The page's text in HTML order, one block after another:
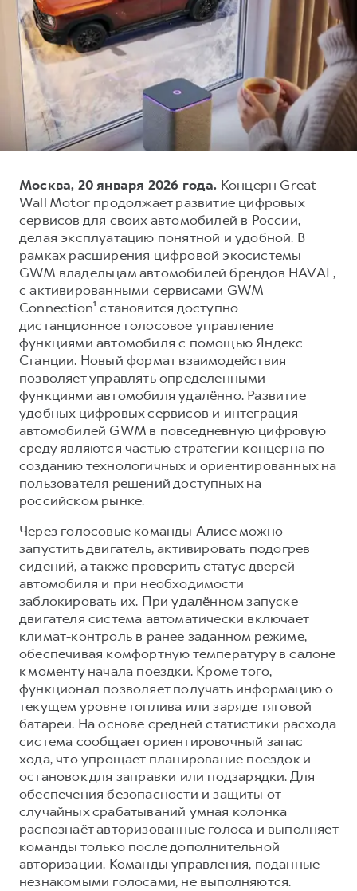
H7
от 3 799 000 ₽ от 4 799 000 ₽
Тест-драйв
Трейд-ин
КРЕДИТ И СТРАХОВАНИЕ
Кредитный калькулятор
Страхование
Кредит
КОРПОРАТИВНЫМ КЛИЕНТАМ
Для малого бизнеса
Корпоративным клиентам
Крупным корпоративным клиентам
Система управления автопарком
Сервис для корпоративных клиентов
HAVAL Лизинг
АКСЕССУАРЫ HAVAL
Автомобильные аксессуары
Коллекция PRO
Коллекция Базовая
Коллекция Детская
СЕРВИСНОЕ ОБСЛУЖИВАНИЕ
Нулевое ТО
Программа «Помощь на дороге»
Регламенты технического обслуживания
Электронный ПТС
GWM Безопасность
Гарантия HAVAL
Мобильное приложение GWM
Программа «HAVAL Защита+»
Руководства по эксплуатации
Подписки
АКСЕССУАРЫ HAVAL
Автомобильные аксессуары
Коллекция PRO
Коллекция Базовая
Коллекция Детская
О дилере
Наша команда
Контакты
Москва, 20 января 2026 года. Концерн Great
Wall Motor продолжает развитие цифровых
сервисов для своих автомобилей в России,
делая эксплуатацию понятной и удобной. В
рамках расширения цифровой экосистемы
GWM владельцам автомобилей брендов HAVAL,
с активированными сервисами GWM
Connection¹ становится доступно
дистанционное голосовое управление
функциями автомобиля с помощью Яндекс
Станции. Новый формат взаимодействия
позволяет управлять определенными
функциями автомобиля удалённо. Развитие
удобных цифровых сервисов и интеграция
автомобилей GWM в повседневную цифровую
среду являются частью стратегии концерна по
созданию технологичных и ориентированных на
пользователя решений доступных на
российском рынке.
Через голосовые команды Алисе можно
запустить двигатель, активировать подогрев
сидений, а также проверить статус дверей
автомобиля и при необходимости
заблокировать их. При удалённом запуске
двигателя система автоматически включает
климат-контроль в ранее заданном режиме,
обеспечивая комфортную температуру в салоне
к моменту начала поездки. Кроме того,
функционал позволяет получать информацию о
текущем уровне топлива или заряде тяговой
батареи. На основе средней статистики расхода
система сообщает ориентировочный запас
хода, что упрощает планирование поездок и
остановок для заправки или подзарядки. Для
обеспечения безопасности и защиты от
случайных срабатываний умная колонка
распознаёт авторизованные голоса и выполняет
команды только после дополнительной
авторизации. Команды управления, поданные
незнакомыми голосами, не выполняются.